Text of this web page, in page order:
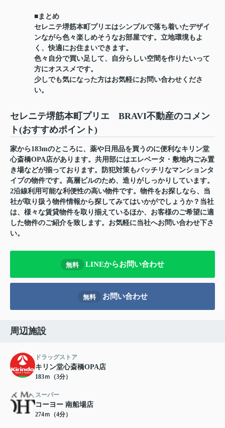
■まとめ
セレニテ堺筋本町プリエはシンプルで落ち着いたデザイ
ンながら色々楽しめそうなお部屋です。立地環境もよ
く、快適にお住まいできます。
色々自分で買い足して、自分らしい空間を作りたいって
方にオススメです。
少しでも気になった方はお気軽にお問い合わせくださ
い。
セレニテ堺筋本町プリエ BRAVI不動産のコメン
ト(おすすめポイント)
家から183mのところに、薬や日用品を買うのに便利なキリン堂
心斎橋OPA店があります。共用部にはエレベータ・敷地内ごみ置
き場などが揃っております。防犯対策もバッチリなマンションタ
イプの物件です。高層ビルのため、造りがしっかりしています。
2沿線利用可能な利便性の高い物件です。物件をお探しなら、当
社が取り扱う物件情報から探してみてはいかがでしょうか？当社
は、様々な賃貸物件を取り揃えているほか、お客様のご希望に適
した物件のご紹介を致します。お気軽に当社へお問い合わせ下さ
い。
無料 LINEからお問い合わせ
無料 お問い合わせ
周辺施設
ドラッグストア
キリン堂心斎橋OPA店
183ｍ（3分）
スーパー
コーヨー 南船場店
274ｍ（4分）